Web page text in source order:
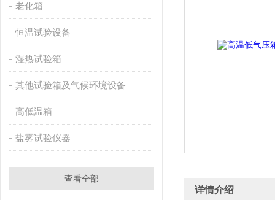
老化箱
恒温试验设备
湿热试验箱
其他试验箱及气候环境设备
高低温箱
盐雾试验仪器
查看全部
详情介绍